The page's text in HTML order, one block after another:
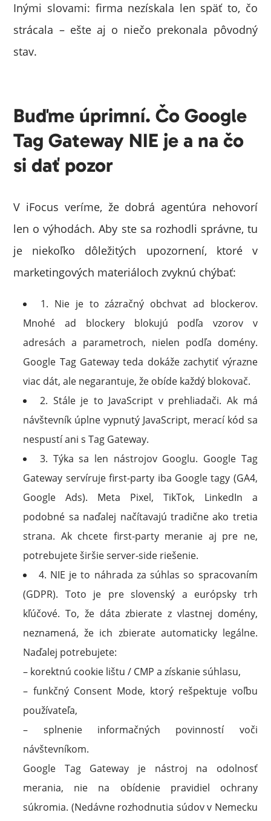
Inými slovami: firma nezískala len späť to, čo
strácala – ešte aj o niečo prekonala pôvodný
stav.
Buďme úprimní. Čo Google
Tag Gateway NIE je a na čo
si dať pozor
V iFocus veríme, že dobrá agentúra nehovorí
len o výhodách. Aby ste sa rozhodli správne, tu
je niekoľko dôležitých upozornení, ktoré v
marketingových materiáloch zvyknú chýbať:
1. Nie je to zázračný obchvat ad blockerov.
Mnohé ad blockery blokujú podľa vzorov v
adresách a parametroch, nielen podľa domény.
Google Tag Gateway teda dokáže zachytiť výrazne
viac dát, ale negarantuje, že obíde každý blokovač.
2. Stále je to JavaScript v prehliadači. Ak má
návštevník úplne vypnutý JavaScript, merací kód sa
nespustí ani s Tag Gateway.
3. Týka sa len nástrojov Googlu. Google Tag
Gateway servíruje first-party iba Google tagy (GA4,
Google Ads). Meta Pixel, TikTok, LinkedIn a
podobné sa naďalej načítavajú tradične ako tretia
strana. Ak chcete first-party meranie aj pre ne,
potrebujete širšie server-side riešenie.
4. NIE je to náhrada za súhlas so spracovaním
(GDPR). Toto je pre slovenský a európsky trh
kľúčové. To, že dáta zbierate z vlastnej domény,
neznamená, že ich zbierate automaticky legálne.
Naďalej potrebujete:
– korektnú cookie lištu / CMP a získanie súhlasu,
– funkčný Consent Mode, ktorý rešpektuje voľbu
používateľa,
– splnenie informačných povinností voči
návštevníkom.
Google Tag Gateway je nástroj na odolnosť
merania, nie na obídenie pravidiel ochrany
súkromia. (Nedávne rozhodnutia súdov v Nemecku